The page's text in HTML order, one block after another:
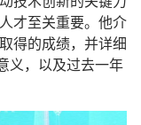
才至关重要。他介
得的成绩，并详细
义，以及过去一年